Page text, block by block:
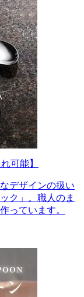
可能】
デザインの扱い
ク」。職人のま
っています。